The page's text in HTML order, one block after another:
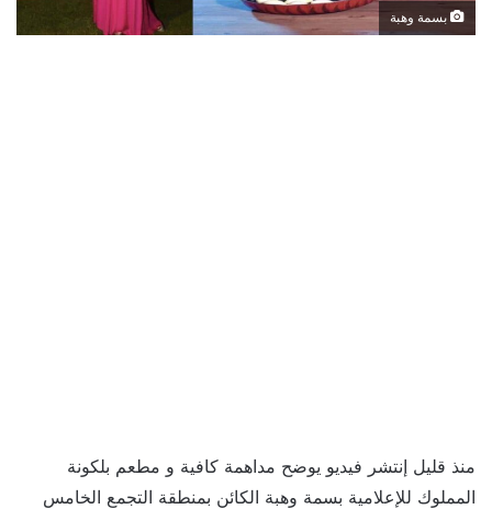
بسمة وهبة
منذ قليل إنتشر فيديو يوضح مداهمة كافية و مطعم بلكونة
المملوك للإعلامية بسمة وهبة الكائن بمنطقة التجمع الخامس